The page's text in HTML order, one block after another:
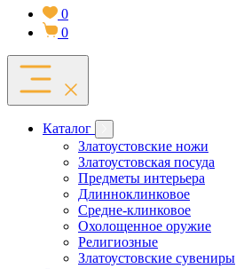
0
0
Каталог
Златоустовские ножи
Златоустовская посуда
Предметы интерьера
Длинноклинковое
Средне-клинковое
Охолощенное оружие
Религиозные
Златоустовские сувениры